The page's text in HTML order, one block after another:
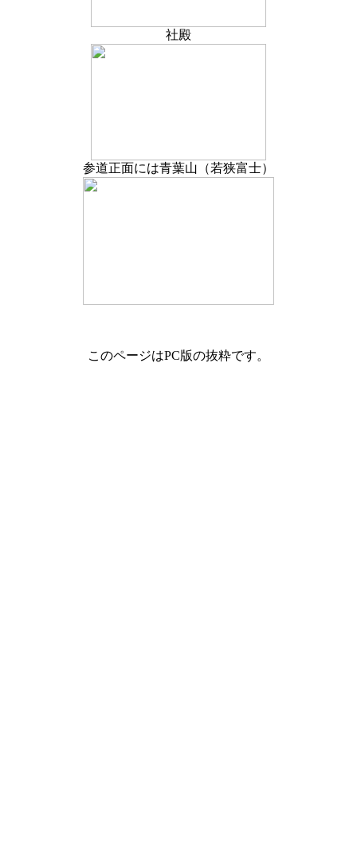
社殿
参道正面には青葉山（若狭富士）
このページはPC版の抜粋です。